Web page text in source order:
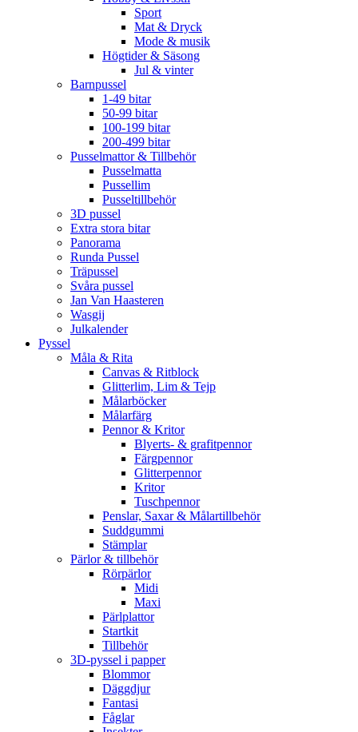
Sport
Mat & Dryck
Mode & musik
Högtider & Säsong
Jul & vinter
Barnpussel
1-49 bitar
50-99 bitar
100-199 bitar
200-499 bitar
Pusselmattor & Tillbehör
Pusselmatta
Pussellim
Pusseltillbehör
3D pussel
Extra stora bitar
Panorama
Runda Pussel
Träpussel
Svåra pussel
Jan Van Haasteren
Wasgij
Julkalender
Pyssel
Måla & Rita
Canvas & Ritblock
Glitterlim, Lim & Tejp
Målarböcker
Målarfärg
Pennor & Kritor
Blyerts- & grafitpennor
Färgpennor
Glitterpennor
Kritor
Tuschpennor
Penslar, Saxar & Målartillbehör
Suddgummi
Stämplar
Pärlor & tillbehör
Rörpärlor
Midi
Maxi
Pärlplattor
Startkit
Tillbehör
3D-pyssel i papper
Blommor
Däggdjur
Fantasi
Fåglar